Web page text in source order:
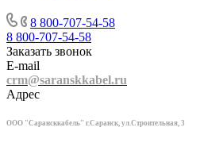
8 800-707-54-58
8 800-707-54-58
Заказать звонок
E-mail
crm@saranskkabel.ru
Адрес
ООО "Сарансккабель" г.Саранск, ул.Строительная, 3